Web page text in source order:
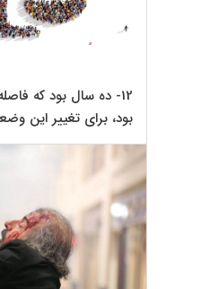
12- ده سال بود که
بود، برای تغییر این